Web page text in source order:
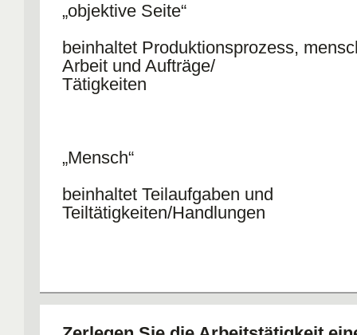
„objektive Seite“
beinhaltet Produktionsprozess,
Arbeit und Aufträge/
Tätigkeiten
„Mensch“
beinhaltet Teilaufgaben und
Teiltätigkeiten/Handlungen